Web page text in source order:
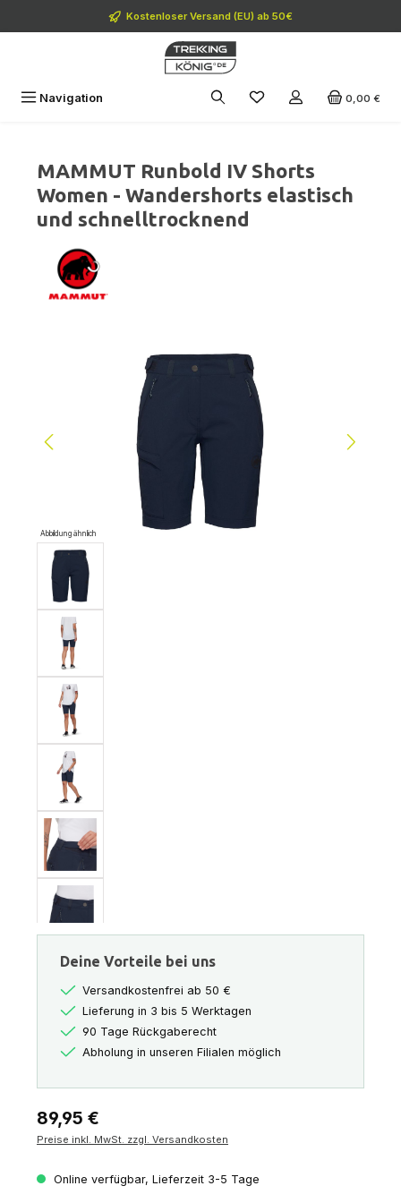
Zum Hauptinhalt springenKostenloser Versand (EU) ab 50€
Navigation 0,00 €
MAMMUT Runbold IV Shorts
Women - Wandershorts elastisch
und schnelltrocknend
Abbildung ähnlich
Deine Vorteile bei uns
Versandkostenfrei ab 50 €
Lieferung in 3 bis 5 Werktagen
90 Tage Rückgaberecht
Abholung in unseren Filialen möglich
Regulärer Preis:
89,95 €
Preise inkl. MwSt. zzgl. Versandkosten
Online verfügbar, Lieferzeit 3-5 Tage